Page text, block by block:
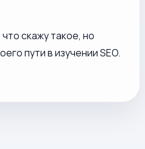
скажу такое, но
пути в изучении SEO.